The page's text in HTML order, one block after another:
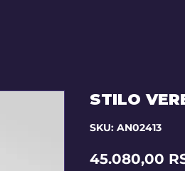
STILO
SKU: AN02413
45.080,00